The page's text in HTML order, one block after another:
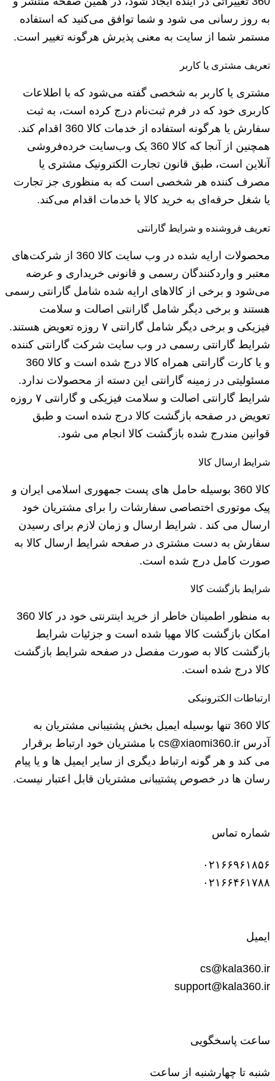
به روز رسانی می شود و شما توافق می‏‌کنید که استفاده
مستمر شما از سایت به معنی پذیرش هرگونه تغییر است.
تعریف مشتری یا کاربر
مشتری یا کاربر به شخصی گفته می‌شود که با اطلاعات
کاربری خود که در فرم ثبت‌نام درج کرده است، به ثبت
سفارش یا هرگونه استفاده از خدمات کالا 360 اقدام کند.
همچنین از آنجا که کالا 360 یک وب‌سایت خرده‌فروشی
آنلاین است، طبق قانون تجارت الکترونیک مشتری یا
مصرف کننده هر شخصی است که به منظوری جز تجارت
یا شغل حرفه‌ای به خرید کالا یا خدمات اقدام می‌کند.
تعریف فروشنده و شرایط گارانتی
محصولات ارایه شده در وب سایت کالا 360 از شرکت‌های
معتبر و واردکنندگان رسمی و قانونی خریداری و عرضه
می‌شود و برخی از کالاهای ارایه شده شامل گارانتی رسمی
هستند و برخی دیگر شامل گارانتی اصالت و سلامت
فیزیکی و برخی دیگر شامل گارانتی ۷ روزه تعویض هستند.
شرایط گارانتی رسمی در وب سایت شرکت گارانتی کننده
و یا کارت گارانتی همراه کالا درج شده است و کالا 360
مسئولیتی در زمینه گارانتی این دسته از محصولات ندارد.
شرایط گارانتی اصالت و سلامت فیزیکی و گارانتی ۷ روزه
تعویض در صفحه بازگشت کالا درج شده است و طبق
قوانین مندرج شده بازگشت کالا انجام می شود.
شرایط ارسال کالا
کالا 360 بوسیله حامل های پست جمهوری اسلامی ایران و
پیک موتوری اختصاصی سفارشات را برای مشتریان خود
ارسال می کند . شرایط ارسال و زمان لازم برای رسیدن
سفارش به دست مشتری در صفحه شرایط ارسال کالا به
صورت کامل درج شده است.
شرایط بازگشت کالا
به منظور اطمینان خاطر از خرید اینترنتی خود در کالا 360
امکان بازگشت کالا مهیا شده است و جزئیات شرایط
بازگشت کالا به صورت مفصل در صفحه شرایط بازگشت
کالا درج شده است.
ارتباطات الکترونیکی
کالا 360 تنها بوسیله ایمیل بخش پشتیبانی مشتریان به
آدرس cs@xiaomi360.ir با مشتریان خود ارتباط برقرار
می کند و هر گونه ارتباط دیگری از سایر ایمیل ها و یا پیام
رسان ها در خصوص پشتیبانی مشتریان قابل اعتبار نیست.
شماره تماس
۰۲۱۶۶۹۶۱۸۵۶
۰۲۱۶۶۴۶۱۷۸۸
ایمیل
cs@kala360.ir
support@kala360.ir
ساعت پاسخگویی
شنبه تا چهارشنبه از ساعت